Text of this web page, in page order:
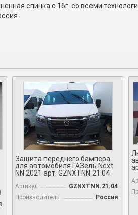
спинка c 16г. со всеми
Защита переднего бампера
для автомобиля ГАЗель Next
NN 2021 арт. GZNXTNN.21.04
Артикул
GZNXTNN.21.04
Производитель
Россия